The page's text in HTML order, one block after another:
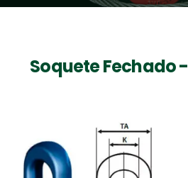
Soquete Fechado